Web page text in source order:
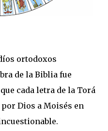
ortodoxos
de la Biblia fue
cada letra de la Torá
Dios a Moisés en